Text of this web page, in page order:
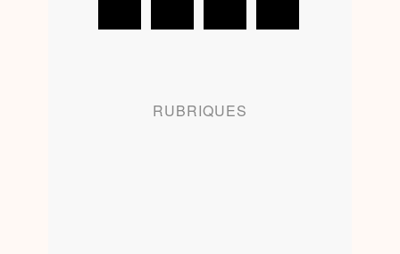
RUBRIQUES